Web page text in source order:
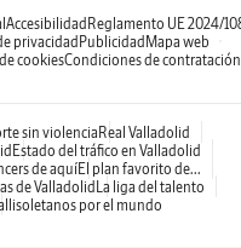
AccesibilidadReglamento UE 2024/
privacidadPublicidadMapa web
cookiesCondiciones de contratación
sin violenciaReal Valladolid
Estado del tráfico en Valladolid
de aquíEl plan favorito de...
de ValladolidLa liga del talento
por el mundo